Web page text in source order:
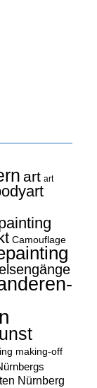
art art
Camouflage
making-off
Nürnberg